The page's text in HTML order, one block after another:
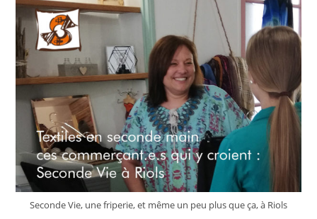
Seconde Vie, une friperie, et même un peu plus que ça, à Riols